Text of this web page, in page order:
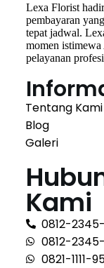
Lexa Florist
pembayaran
tepat jadwal.
momen istimewa
pelayanan
Tentang Kami
Blog
Galeri
Kami
0812-
0812-
0821-1111-